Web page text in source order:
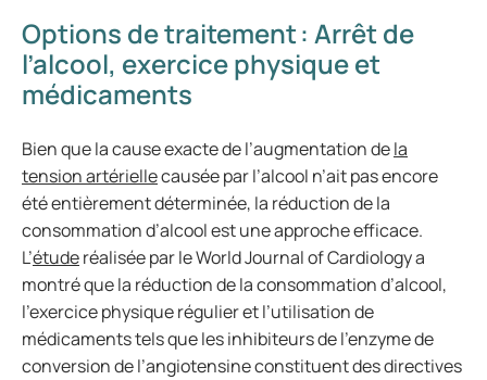
Options de traitement : Arrêt de
l’alcool, exercice physique et
médicaments
Bien que la cause exacte de l’augmentation dela
tension artériellecausée par l’alcool n’ait pas encore
été entièrement déterminée, la réduction de la
consommation d’alcool est une approche efficace.
L’étuderéalisée par le World Journal of Cardiology a
montré que la réduction de la consommation d’alcool,
l’exercice physique régulier et l’utilisation de
médicaments tels que les inhibiteurs de l’enzyme de
conversion de l’angiotensine constituent des directives